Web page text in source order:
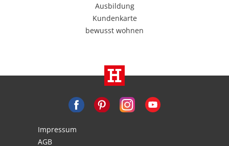
Ausbildung
Kundenkarte
bewusst wohnen
Impressum
AGB